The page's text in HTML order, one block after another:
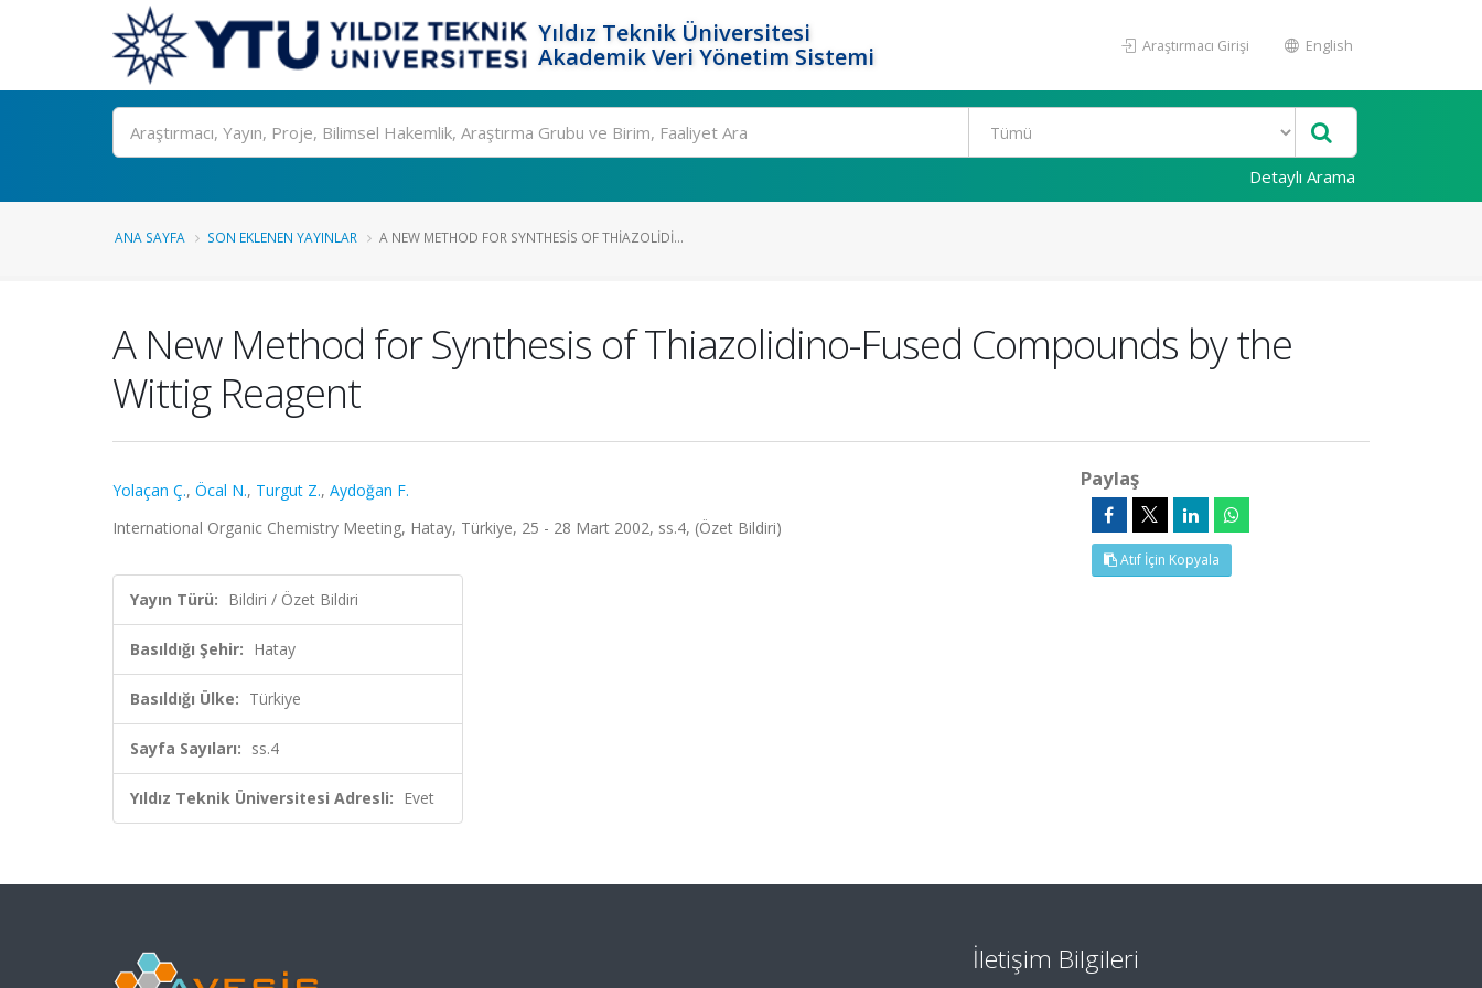
Yıldız Teknik Üniversitesi
Akademik Veri Yönetim Sistemi
Araştırmacı Girişi English
Ara
Detaylı Arama
ANA SAYFA SON EKLENEN YAYINLAR A NEW METHOD FOR SYNTHESIS OF THIAZOLIDI...
A New Method for Synthesis of Thiazolidino-Fused Compounds by the
Wittig Reagent
Yolaçan Ç., Öcal N., Turgut Z., Aydoğan F.
International Organic Chemistry Meeting, Hatay, Türkiye, 25 - 28 Mart 2002, ss.4, (Özet Bildiri)
Yayın Türü: Bildiri / Özet Bildiri
Basıldığı Şehir: Hatay
Basıldığı Ülke: Türkiye
Sayfa Sayıları: ss.4
Yıldız Teknik Üniversitesi Adresli: Evet
Paylaş
Atıf İçin Kopyala
İletişim Bilgileri